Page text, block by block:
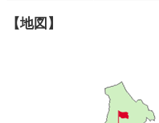
【地図】